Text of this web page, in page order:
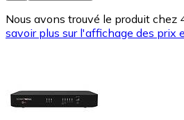
Nous avons trouvé le produit
savoir plus sur l'affichage des prix